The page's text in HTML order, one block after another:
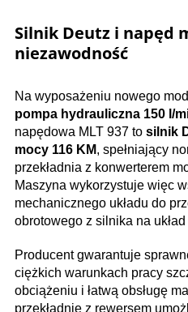
Silnik Deutz i napęd
niezawodność
Na wyposażeniu nowego
pompa hydrauliczna 150 l/
napędowa MLT 937 to silnik
mocy 116 KM, spełniający
przekładnia z konwerterem
Maszyna wykorzystuje więc
mechanicznego układu do
obrotowego z silnika na
Producent gwarantuje
ciężkich warunkach pracy
obciążeniu i łatwą obsługę
przekładnię z rewersem